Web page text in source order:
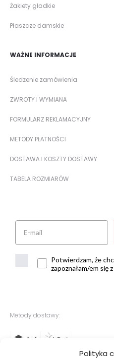
Polityka
Żakiety gładkie
Płaszcze damskie
WAŻNE INFORMACJE
Śledzenie zamówienia
ZWROTY I WYMIANA
FORMULARZ REKLAMACYJNY
METODY PŁATNOŚCI
DOSTAWA I KOSZTY DOSTAWY
TABELA ROZMIARÓW
Potwierdzam, że
zapoznałam/em się
Metody dostawy: